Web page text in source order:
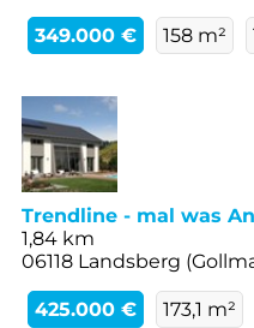
349.000 € 158 m²
Trendline - mal was
1,84 km
06118 Landsberg
425.000 € 173,1 m²